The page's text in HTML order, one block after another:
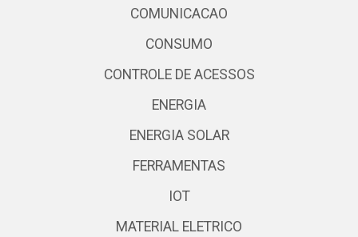
COMUNICACAO
CONSUMO
CONTROLE DE ACESSOS
ENERGIA
ENERGIA SOLAR
FERRAMENTAS
IOT
MATERIAL ELETRICO